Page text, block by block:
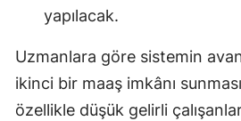
yapılacak.
Uzmanlara göre sistemin
ikinci bir maaş imkânı
özellikle düşük gelirli